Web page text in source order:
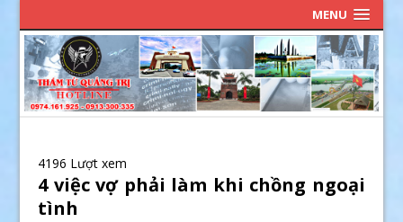
MENU
4196 Lượt xem
4 việc vợ phải làm khi chồng ngoại
tình